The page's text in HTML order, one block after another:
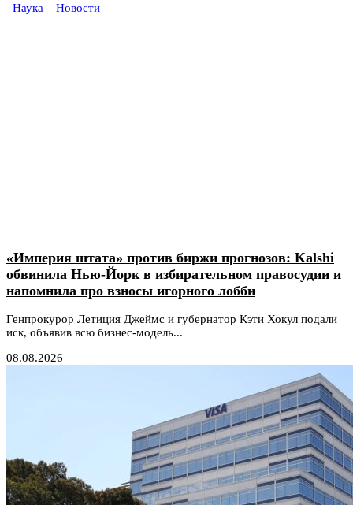
Наука Новости
«Империя штата» против биржи прогнозов: Kalshi
обвинила Нью-Йорк в избирательном правосудии и
напомнила про взносы игорного лобби
Генпрокурор Летиция Джеймс и губернатор Кэти Хокул подали
иск, объявив всю бизнес-модель...
08.08.2026